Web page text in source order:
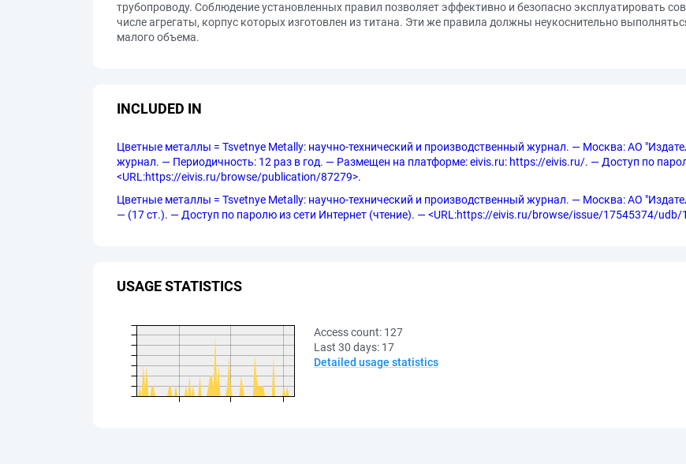
трубопроводу. Соблюдение установленных правил позволяет эффективно и безопасно эксплуатировать
числе агрегаты, корпус которых изготовлен из титана. Эти же правила должны неукоснительно
малого объема.
INCLUDED IN
Цветные металлы = Tsvetnye Metally: научно-технический и производственный журнал. — Москва: АО
журнал. — Периодичность: 12 раз в год. — Размещен на платформе: eivis.ru: https://eivis.ru/. — Доступ по
<URL:https://eivis.ru/browse/publication/87279>.
Цветные металлы = Tsvetnye Metally: научно-технический и производственный журнал. — Москва: АО
— (17 ст.). — Доступ по паролю из сети Интернет (чтение). — <URL:https://eivis.ru/browse/issue/17545374/udb/
USAGE STATISTICS
Access count: 127
Last 30 days: 17
Detailed usage statistics